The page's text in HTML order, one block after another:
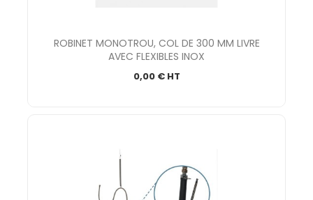
ROBINET MONOTROU, COL DE 300 MM LIVRE
AVEC FLEXIBLES INOX
0,00 € HT